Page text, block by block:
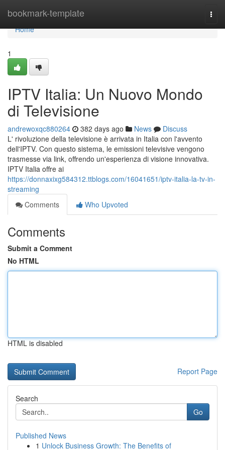
bookmark-template
Home
Home
1
IPTV Italia: Un Nuovo Mondo
di Televisione
andrewoxqc880264 382 days ago News
Discuss
L' rivoluzione della televisione è arrivata in Italia con l'avvento
dell'IPTV. Con questo sistema, le emissioni televisive vengono
trasmesse via link, offrendo un'esperienza di visione innovativa.
IPTV Italia offre ai
https://donnaxixg584312.ttblogs.com/16041651/iptv-italia-la-tv-in-
streaming
Comments
Who Upvoted
Comments
Submit a Comment
No HTML
HTML is disabled
Report Page
Search
Go
Published News
1 Unlock Business Growth: The Benefits of